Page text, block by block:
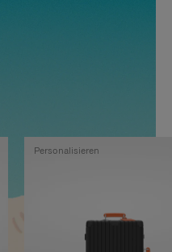
Personalisieren